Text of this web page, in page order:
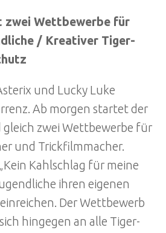
zwei Wettbewerbe für
/ Kreativer Tiger-
und Lucky Luke
Ab morgen startet der
gleich zwei Wettbewerbe für
und Trickfilmmacher.
Kahlschlag für meine
ihren eigenen
Der Wettbewerb
hingegen an alle Tiger-